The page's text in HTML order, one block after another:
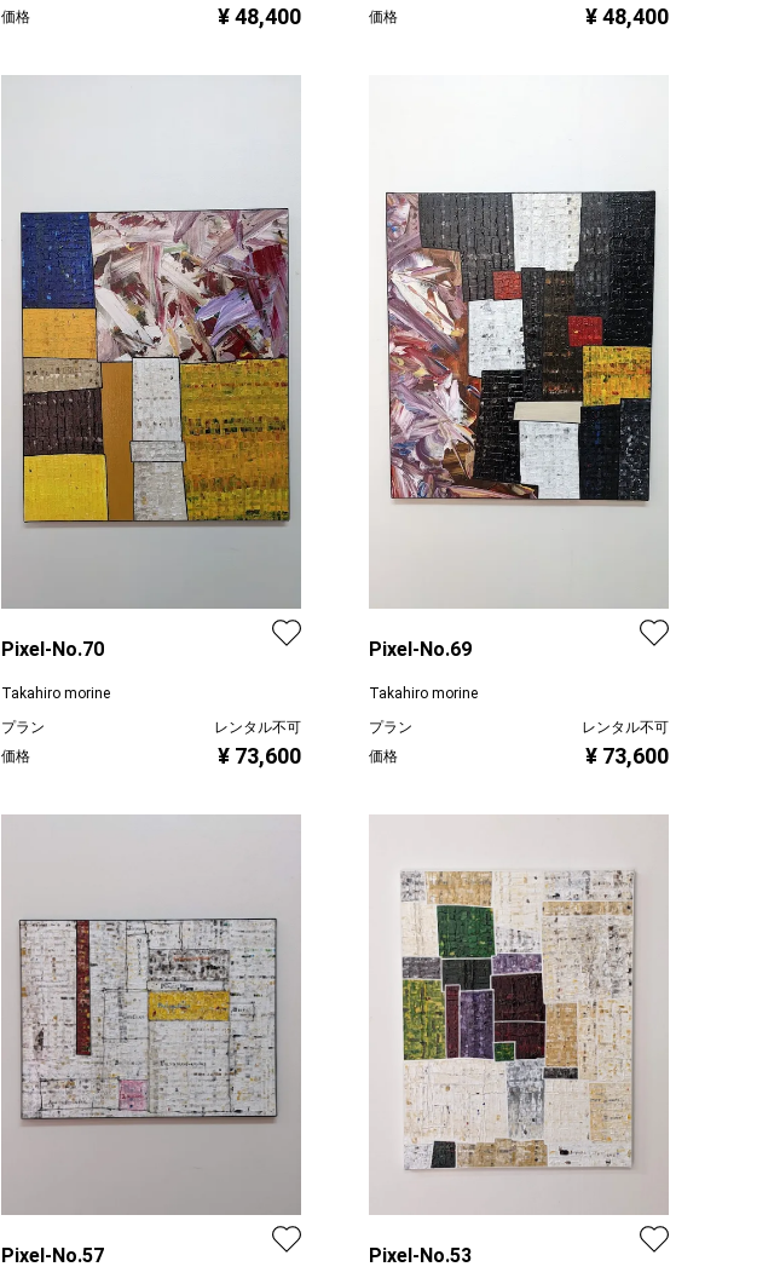
価格
¥ 48,400
価格
¥ 48,400
Pixel-No.70
Takahiro morine
プラン
レンタル不可
価格
¥ 73,600
Pixel-No.69
Takahiro morine
プラン
レンタル不可
価格
¥ 73,600
Pixel-No.57 Pixel-No.53